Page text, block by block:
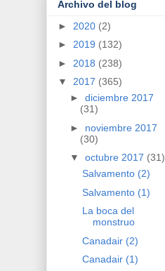
Archivo del blog
► 2020 (2)
► 2019 (132)
► 2018 (238)
▼ 2017 (365)
► diciembre 2017
(31)
► noviembre 2017
(30)
▼ octubre 2017 (31)
Salvamento (2)
Salvamento (1)
La boca del
monstruo
Canadair (2)
Canadair (1)